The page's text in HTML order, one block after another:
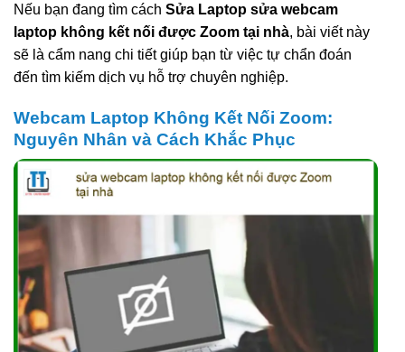
Nếu bạn đang tìm cách Sửa Laptop sửa webcam
laptop không kết nối được Zoom tại nhà, bài viết này
sẽ là cẩm nang chi tiết giúp bạn từ việc tự chẩn đoán
đến tìm kiếm dịch vụ hỗ trợ chuyên nghiệp.
Webcam Laptop Không Kết Nối Zoom:
Nguyên Nhân và Cách Khắc Phục